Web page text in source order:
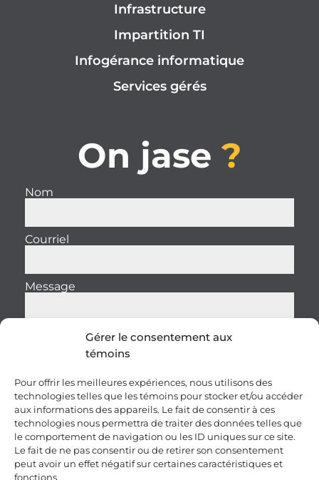
Gérer le consentement aux
témoins
Pour offrir les meilleures expériences, nous utilisons des
technologies telles que les témoins pour stocker et/ou accéder
aux informations des appareils. Le fait de consentir à ces
technologies nous permettra de traiter des données telles que
le comportement de navigation ou les ID uniques sur ce site.
Le fait de ne pas consentir ou de retirer son consentement
peut avoir un effet négatif sur certaines caractéristiques et
fonctions.
Infrastructure
Impartition TI
Infogérance informatique
Services gérés
On jase ?
Nom
Courriel
Message
Envoyer